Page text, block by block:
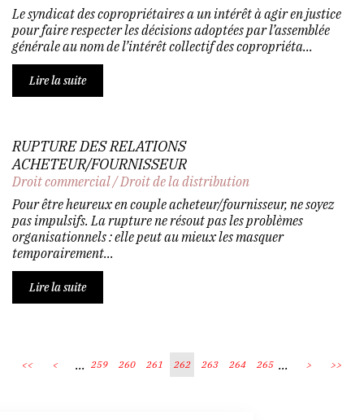
Le syndicat des copropriétaires a un intérêt à agir en justice
pour faire respecter les décisions adoptées par l’assemblée
générale au nom de l’intérêt collectif des copropriéta...
Lire la suite
RUPTURE DES RELATIONS
ACHETEUR/FOURNISSEUR
Droit commercial/Droit de la distribution
Pour être heureux en couple acheteur/fournisseur, ne soyez
pas impulsifs. La rupture ne résout pas les problèmes
organisationnels : elle peut au mieux les masquer
temporairement...
Lire la suite
<< < ... 259 260 261 262 263 264 265 ... > >>